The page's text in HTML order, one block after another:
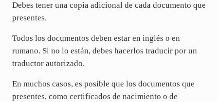
Debes tener una copia adicional de cada documento que
presentes.
Todos los documentos deben estar en inglés o en
rumano. Si no lo están, debes hacerlos traducir por un
traductor autorizado.
En muchos casos, es posible que los documentos que
presentes, como certificados de nacimiento o de